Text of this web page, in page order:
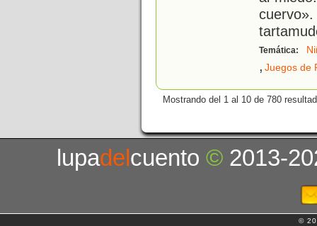
Temática:
, Juegos de
Mostrando del 1 al 10 de 780
lupadelcuento© 2013-
©